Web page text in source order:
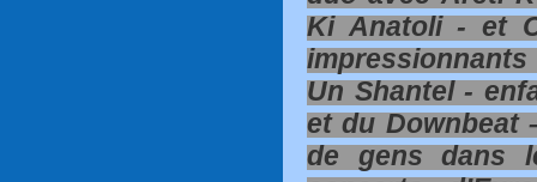
Ki Anatoli - et
Un Shantel -
et du Downbeat
de gens dans